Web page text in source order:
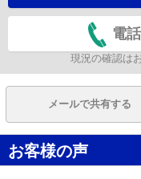
電
現況の確認は
メールで共有する
お客様の声